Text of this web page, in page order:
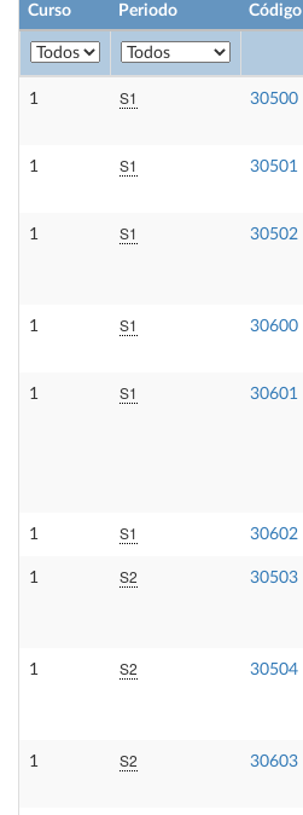
Curso Periodo Código
1 S1 30500
1 S1 30501
1 S1 30502
1 S1 30600
1 S1 30601
1 S1 30602
1 S2 30503
1 S2 30504
1 S2 30603